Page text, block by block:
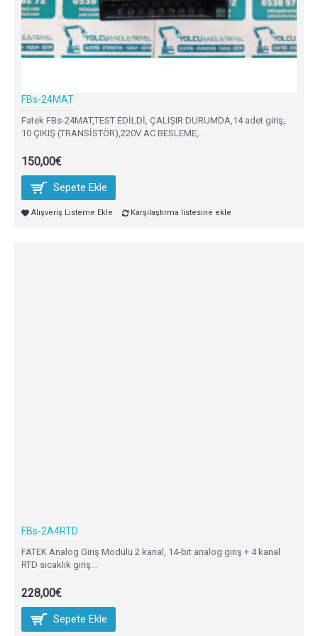
FBs-24MAT
Fatek FBs-24MAT,TEST EDİLDİ, ÇALIŞIR DURUMDA,14 adet giriş,
10 ÇIKIŞ (TRANSİSTÖR),220V AC BESLEME,..
150,00€
Sepete Ekle
Alışveriş Listeme Ekle Karşılaştırma listesine ekle
FBs-2A4RTD
FATEK Analog Giriş Modülü 2 kanal, 14-bit analog giriş + 4 kanal
RTD sıcaklık giriş...
228,00€
Sepete Ekle